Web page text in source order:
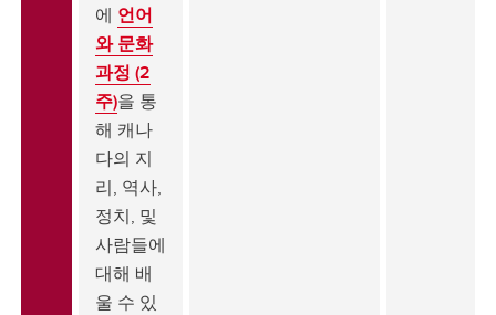
에 언어
와 문화
과정 (2
주)을 통
해 캐나
다의 지
리, 역사,
정치, 및
사람들에
대해 배
울 수 있